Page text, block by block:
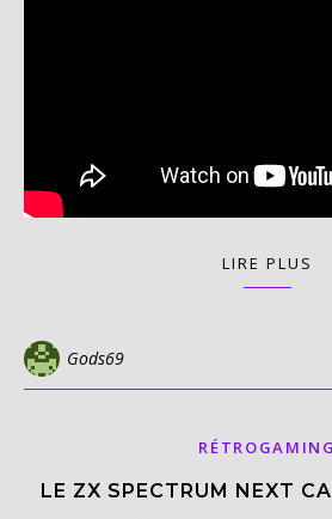
LIRE PLUS
Gods69
RÉTROGAMING
LE ZX SPECTRUM NEXT